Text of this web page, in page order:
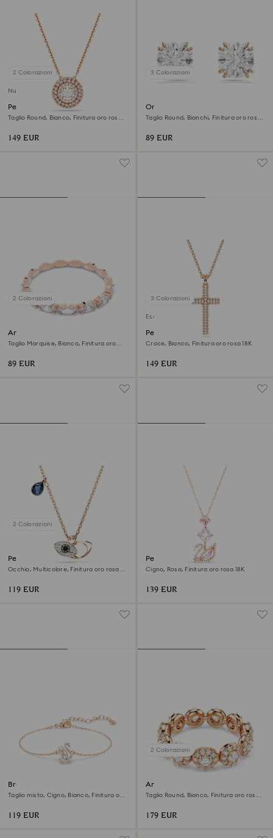
2 Colorazioni
Nuovo
Pendente Sublima
Taglio Round, Bianco, Finitura oro rosa
149 EUR
3 Colorazioni
Orecchini a lobo Stilla
Taglio Round, Bianchi, Finitura oro rosa
89 EUR
2 Colorazioni
Anello Matrix Vittore
Taglio Marquise, Bianco, Finitura oro
89 EUR
3 Colorazioni
Esclusiva online
Pendente Insigne
Croce, Bianco, Finitura oro rosa 18K
149 EUR
2 Colorazioni
Pendente Symbolica
Occhio, Multicolore, Finitura oro rosa
119 EUR
Pendente Swan
Cigno, Rosa, Finitura oro rosa 18K
139 EUR
Braccialetto Swan
Taglio misto, Cigno, Bianco, Finitura oro
119 EUR
2 Colorazioni
Anello Una Angelic
Taglio Round, Bianco, Finitura oro rosa
179 EUR